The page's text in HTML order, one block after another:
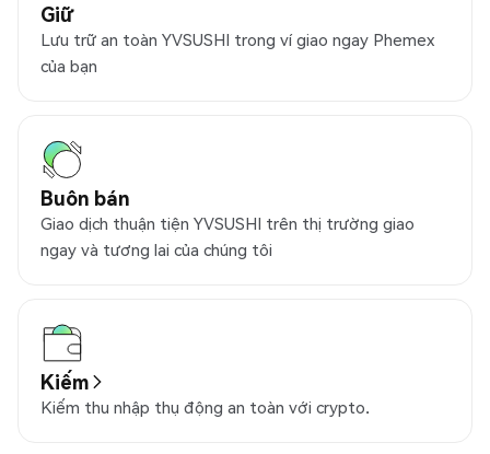
Giữ
Lưu trữ an toàn YVSUSHI trong ví giao ngay Phemex
của bạn
Buôn bán
Giao dịch thuận tiện YVSUSHI trên thị trường giao
ngay và tương lai của chúng tôi
Kiếm
Kiếm thu nhập thụ động an toàn với crypto.